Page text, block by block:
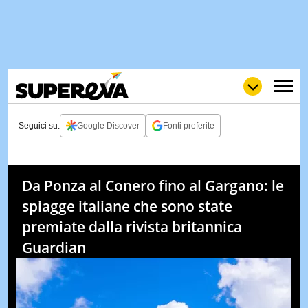
NEWS
STORIE
Seguici su: Google Discover Fonti preferite
Da Ponza al Conero fino al Gargano: le
spiagge italiane che sono state
premiate dalla rivista britannica
Guardian